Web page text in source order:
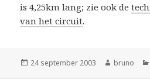
is 4,25km lang; zie ook de
van het circuit.
Geplaatst
24 september 2003 Auteur
bruno